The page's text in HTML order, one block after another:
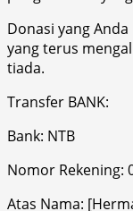
Donasi yang
yang terus
tiada.
Transfer BANK:
Bank: NTB
Nomor Rekening:
Atas Nama: